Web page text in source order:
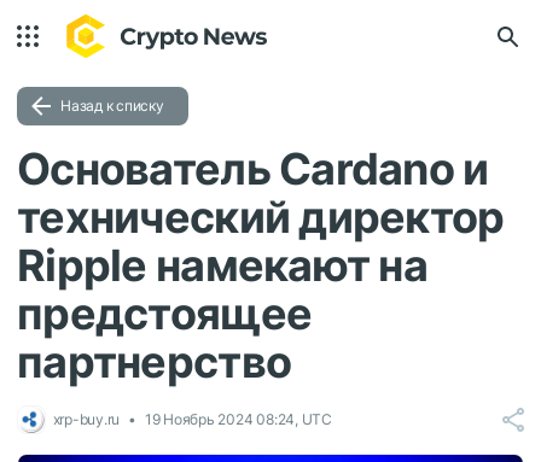
Назад к списку
Основатель Cardano и
технический директор
Ripple намекают на
предстоящее
партнерство
xrp-buy.ru 19 Ноябрь 2024 08:24, UTC